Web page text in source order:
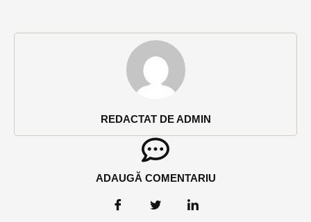
REDACTAT DE ADMIN
ADAUGĂ COMENTARIU